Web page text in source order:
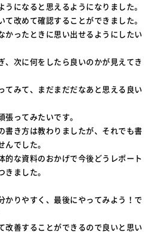
になると思えるようになりました。
て改めて確認することができました。
ったときに思い出せるようにしたい
、次に何をしたら良いのかが見えてき
てみて、まだまだだなあと思える良い
ってみたいです。
書き方は教わりましたが、それでも書
でした。
な資料のおかげで今後どうレポート
ました。
かりやすく、最後にやってみよう！で
善することができるので良いと思い